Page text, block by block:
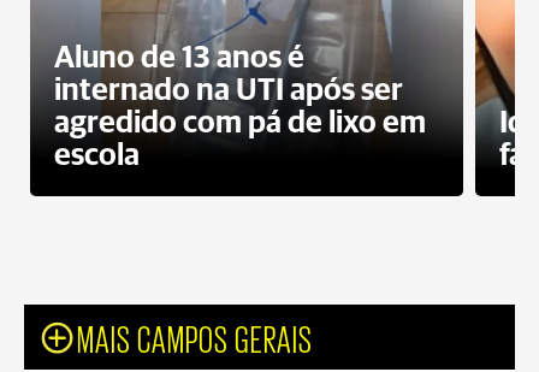
Aluno de 13 anos é
internado na UTI após ser
agredido com pá de lixo em
escola
MAIS CAMPOS GERAIS